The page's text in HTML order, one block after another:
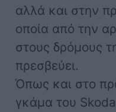
αλλά και στην
οποία από την
στους δρόμους
πρεσβεύει.
Όπως και στο
γκάμα του